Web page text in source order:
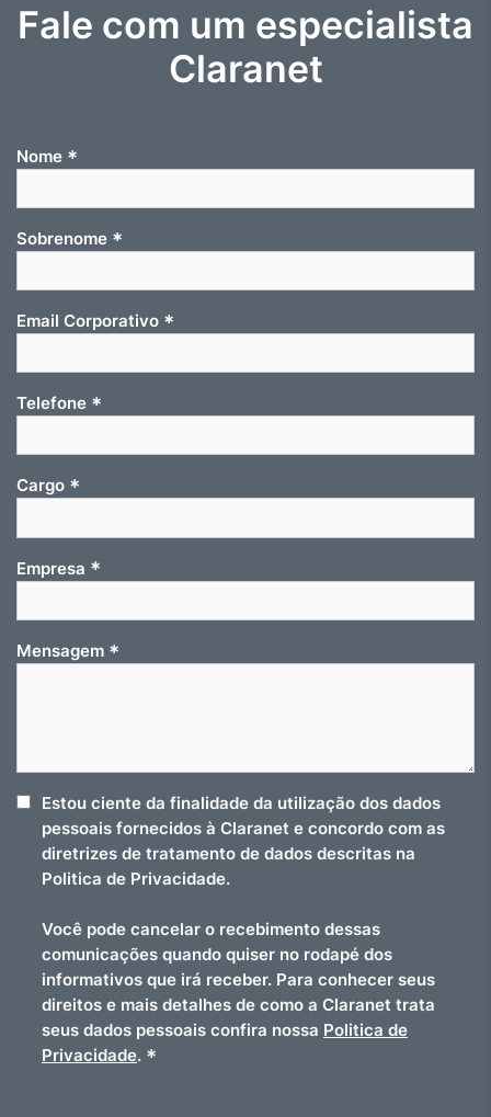
Fale com um especialista
Claranet
Nome *
Sobrenome *
Email Corporativo *
Telefone *
Cargo *
Empresa *
Mensagem *
Estou ciente da finalidade da utilização dos dados
pessoais fornecidos à Claranet e concordo com as
diretrizes de tratamento de dados descritas na
Politica de Privacidade.
Você pode cancelar o recebimento dessas
comunicações quando quiser no rodapé dos
informativos que irá receber. Para conhecer seus
direitos e mais detalhes de como a Claranet trata
seus dados pessoais confira nossa Politica de
Privacidade. *